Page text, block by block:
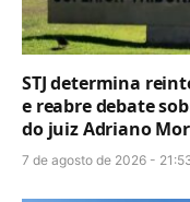
STJ determina
e reabre debate
do juiz Adriano
7 de agosto de 2026 -